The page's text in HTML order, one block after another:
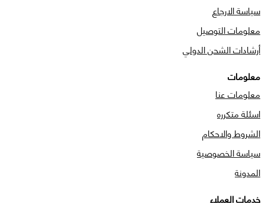
سياسة الارجاع
معلومات التوصيل
أرشادات الشحن الدولي
معلومات
معلومات عنا
اسئلة متكرره
الشروط والاحكام
سياسة الخصوصية
المدونة
خدمات العملاء